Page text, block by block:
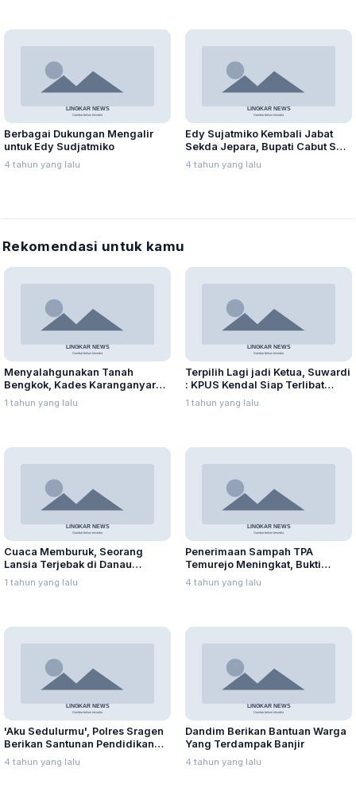
Berbagai Dukungan Mengalir
untuk Edy Sudjatmiko
4 tahun yang lalu
Edy Sujatmiko Kembali Jabat
Sekda Jepara, Bupati Cabut SK
Pembebas Tugasan
4 tahun yang lalu
Rekomendasi untuk kamu
Menyalahgunakan Tanah
Bengkok, Kades Karanganyar
Ditangkap Kejari
1 tahun yang lalu
Terpilih Lagi jadi Ketua, Suwardi
: KPUS Kendal Siap Terlibat
Suplai Telur untuk MBG
1 tahun yang lalu
Cuaca Memburuk, Seorang
Lansia Terjebak di Danau
Rawapening Saat Mencari
Enceng Gondok
1 tahun yang lalu
Penerimaan Sampah TPA
Temurejo Meningkat, Bukti
Masyarakat Blora Peduli
Kebersihan
4 tahun yang lalu
'Aku Sedulurmu', Polres Sragen
Berikan Santunan Pendidikan
Anak Yatim Piatu
4 tahun yang lalu
Dandim Berikan Bantuan Warga
Yang Terdampak Banjir
4 tahun yang lalu